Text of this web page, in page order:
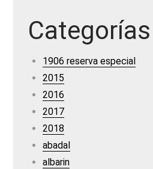
Categorías
1906 reserva especial
2015
2016
2017
2018
abadal
albarin